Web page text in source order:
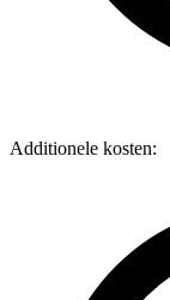
Additionele kosten: